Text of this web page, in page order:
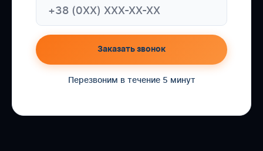
Заказать звонок
Перезвоним в течение 5 минут